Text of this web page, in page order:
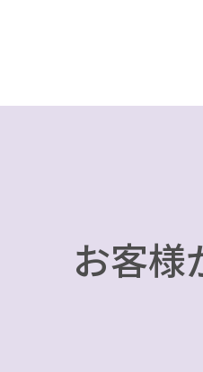
開票
従来
実現
さら
作成
なコ
たが
ドで
導入
また
に効
削減
お客様